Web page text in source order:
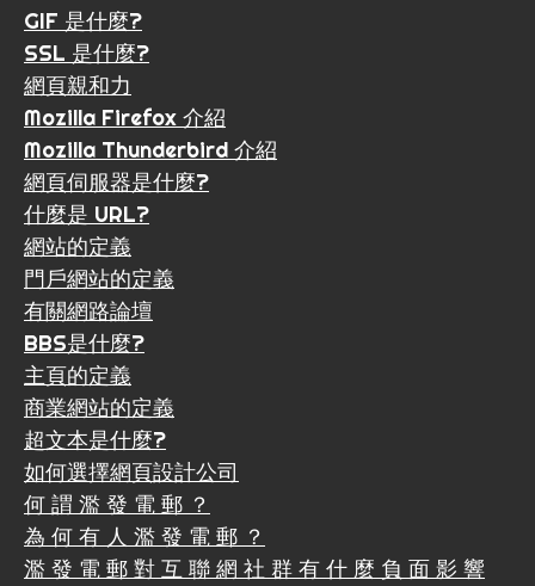
GIF 是什麼?
SSL 是什麼?
網頁親和力
Mozilla Firefox 介紹
Mozilla Thunderbird 介紹
網頁伺服器是什麼?
什麼是 URL?
網站的定義
門戶網站的定義
有關網路論壇
BBS是什麼?
主頁的定義
商業網站的定義
超文本是什麼?
如何選擇網頁設計公司
何 謂 濫 發 電 郵 ？
為 何 有 人 濫 發 電 郵 ？
濫 發 電 郵 對 互 聯 網 社 群 有 什 麼 負 面 影 響